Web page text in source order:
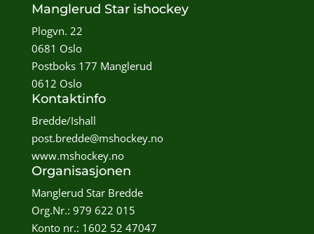
Manglerud Star ishockey
Plogvn. 22
0681 Oslo
Postboks 177 Manglerud
0612 Oslo
Kontaktinfo
Bredde/Ishall
post.bredde@mshockey.no
www.mshockey.no
Organisasjonen
Manglerud Star Bredde
Org.Nr.: 979 622 015
Konto nr.: 1602 52 47047